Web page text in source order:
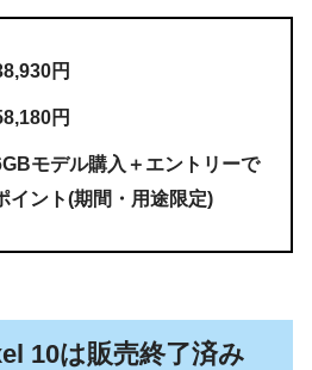
円
円
モデル購入＋エントリーで
イント(期間・用途限定)
10は販売終了済み